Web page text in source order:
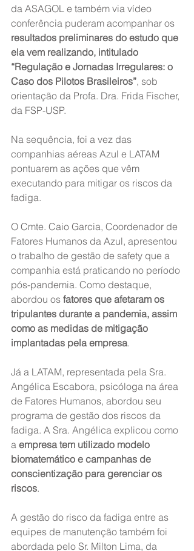
da ASAGOL e também via vídeo
conferência puderam acompanhar os
resultados preliminares do estudo que
ela vem realizando, intitulado
“Regulação e Jornadas Irregulares: o
Caso dos Pilotos Brasileiros”, sob
orientação da Profa. Dra. Frida Fischer,
da FSP-USP.
Na sequência, foi a vez das
companhias aéreas Azul e LATAM
pontuarem as ações que vêm
executando para mitigar os riscos da
fadiga.
O Cmte. Caio Garcia, Coordenador de
Fatores Humanos da Azul, apresentou
o trabalho de gestão de safety que a
companhia está praticando no período
pós-pandemia. Como destaque,
abordou os fatores que afetaram os
tripulantes durante a pandemia, assim
como as medidas de mitigação
implantadas pela empresa.
Já a LATAM, representada pela Sra.
Angélica Escabora, psicóloga na área
de Fatores Humanos, abordou seu
programa de gestão dos riscos da
fadiga. A Sra. Angélica explicou como
a empresa tem utilizado modelo
biomatemático e campanhas de
conscientização para gerenciar os
riscos.
A gestão do risco da fadiga entre as
equipes de manutenção também foi
abordada pelo Sr. Milton Lima, da